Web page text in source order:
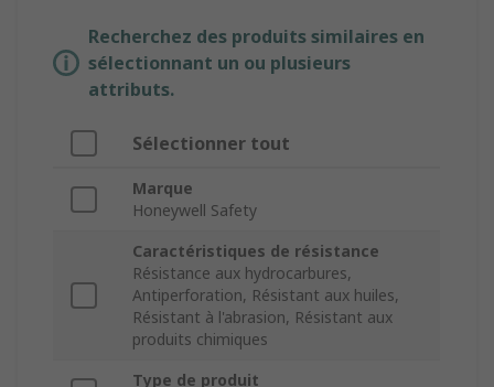
Recherchez des produits similaires en
sélectionnant un ou plusieurs
attributs.
Sélectionner tout
Marque
Honeywell Safety
Caractéristiques de résistance
Résistance aux hydrocarbures,
Antiperforation, Résistant aux huiles,
Résistant à l'abrasion, Résistant aux
produits chimiques
Type de produit